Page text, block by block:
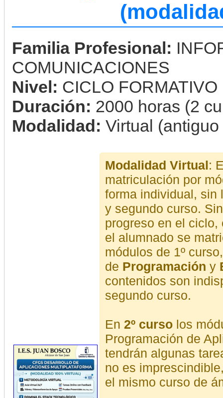
Familia Profesional:
COMUNICACIONES
Nivel: CICLO
Duración: 2000 horas (2
Modalidad: Virtual
Modalidad Virtual:
matriculación por
forma individual, sin
y segundo curso.
progreso en el
el alumnado se
módulos de 1º
de Programación y
contenidos son
segundo curso.
En 2º curso los
Programación de
tendrán algunas
no es
el mismo curso de